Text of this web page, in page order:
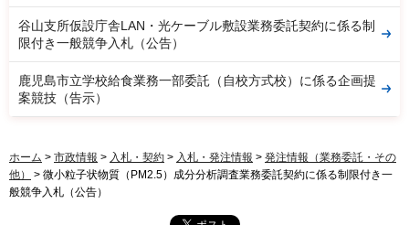
谷山支所仮設庁舎LAN・光ケーブル敷設業務委託契約に係る制
限付き一般競争入札（公告）
鹿児島市立学校給食業務一部委託（自校方式校）に係る企画提
案競技（告示）
ホーム > 市政情報 > 入札・契約 > 入札・発注情報 > 発注情報（業務委託・その
他）
> 微小粒子状物質（PM2.5）成分分析調査業務委託契約に係る制限付き一
般競争入札（公告）